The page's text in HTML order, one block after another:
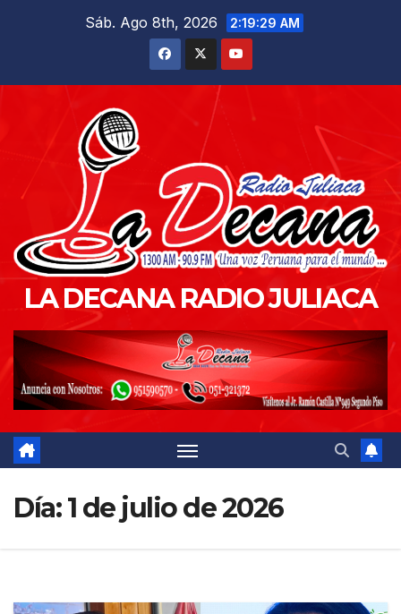
Sáb. Ago 8th, 2026 2:19:31 AM
LA DECANA RADIO JULIACA
Día:1 de julio de 2026